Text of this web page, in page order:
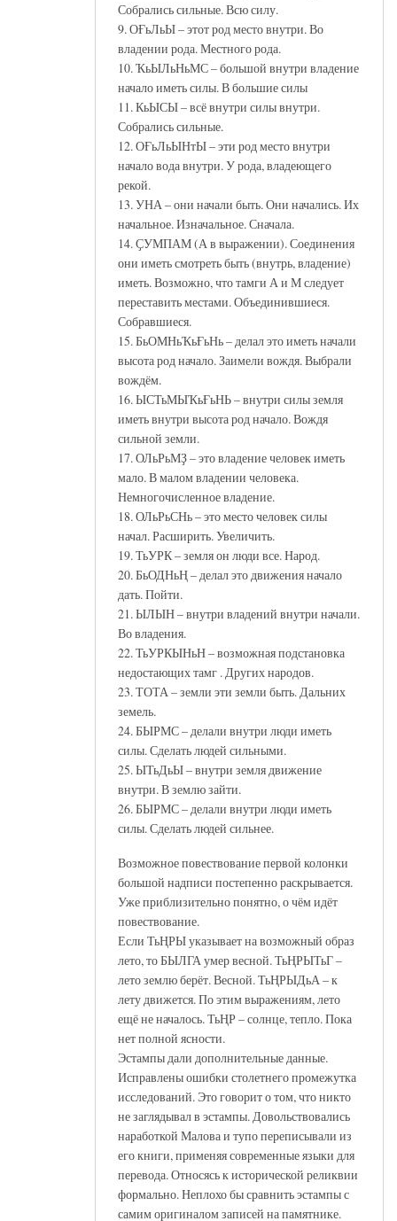
Собрались сильные. Всю силу.
9. ОҒьЛьЫ – этот род место внутри. Во
владении рода. Местного рода.
10. ҠьЫЛьНьМС – большой внутри владение
начало иметь силы. В большие силы
11. КьЫСЫ – всё внутри силы внутри.
Собрались сильные.
12. ОҒьЛьЫНтЫ – эти род место внутри
начало вода внутри. У рода, владеющего
рекой.
13. УНА – они начали быть. Они начались. Их
начальное. Изначальное. Сначала.
14. ҪУМПАМ (А в выражении). Соединения
они иметь смотреть быть (внутрь, владение)
иметь. Возможно, что тамги А и М следует
переставить местами. Объединившиеся.
Собравшиеся.
15. БьОМНьҠьҒьНь – делал это иметь начали
высота род начало. Заимели вождя. Выбрали
вождём.
16. ЫСТьМЫҠьҒьНЬ – внутри силы земля
иметь внутри высота род начало. Вождя
сильной земли.
17. ОЛьРьМҘ – это владение человек иметь
мало. В малом владении человека.
Немногочисленное владение.
18. ОЛьРьСНь – это место человек силы
начал. Расширить. Увеличить.
19. ТьУРК – земля он люди все. Народ.
20. БьОДНьҢ – делал это движения начало
дать. Пойти.
21. ЫЛЫН – внутри владений внутри начали.
Во владения.
22. ТьУРКЫНьН – возможная подстановка
недостающих тамг . Других народов.
23. ТОТА – земли эти земли быть. Дальних
земель.
24. БЫРМС – делали внутри люди иметь
силы. Сделать людей сильными.
25. ЫТьДьЫ – внутри земля движение
внутри. В землю зайти.
26. БЫРМС – делали внутри люди иметь
силы. Сделать людей сильнее.
Возможное повествование первой колонки
большой надписи постепенно раскрывается.
Уже приблизительно понятно, о чём идёт
повествование.
Если ТьҢРЫ указывает на возможный образ
лето, то БЫЛГА умер весной. ТьҢРЫТьГ –
лето землю берёт. Весной. ТьҢРЫДьА – к
лету движется. По этим выражениям, лето
ещё не началось. ТьҢР – солнце, тепло. Пока
нет полной ясности.
Эстампы дали дополнительные данные.
Исправлены ошибки столетнего промежутка
исследований. Это говорит о том, что никто
не заглядывал в эстампы. Довольствовались
наработкой Малова и тупо переписывали из
его книги, применяя современные языки для
перевода. Относясь к исторической реликвии
формально. Неплохо бы сравнить эстампы с
самим оригиналом записей на памятнике.